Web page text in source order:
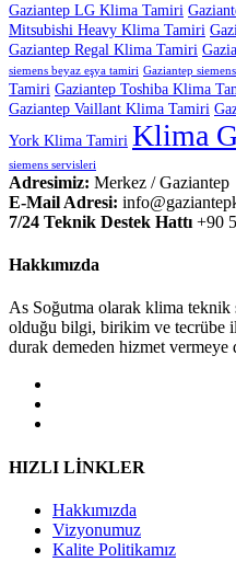
Gaziantep LG Klima Tamiri
Mitsubishi Heavy Klima Tamiri
Gaziantep Regal Klima Tamiri
siemens beyaz eşya tamiri Gaziantep
Tamiri Gaziantep Toshiba Klima
Gaziantep Vaillant Klima Tamiri
York Klima Tamiri Klima
siemens servisleri
Adresimiz: Merkez / Gaziantep
E-Mail Adresi:
7/24 Teknik Destek Hattı +90
Hakkımızda
As Soğutma olarak klima teknik
olduğu bilgi, birikim ve tecrübe
durak demeden hizmet vermeye
HIZLI LİNKLER
Hakkımızda
Vizyonumuz
Kalite Politikamız